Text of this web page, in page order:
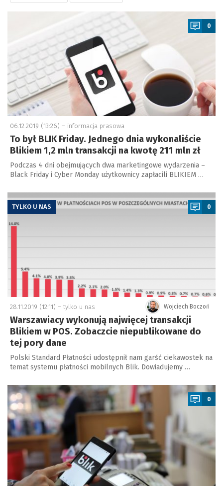
0
06.12.2019 (13:26) – informacja prasowa
To był BLIK Friday. Jednego dnia wykonaliście
Blikiem 1,2 mln transakcji na kwotę 211 mln zł
Podczas 4 dni obejmujących dwa marketingowe wydarzenia –
Black Friday i Cyber Monday użytkownicy zapłacili BLIKIEM …
a
TYLKO U NAS 0
Wojciech Boczoń
28.11.2019 (12:11) – tylko u nas
Warszawiacy wykonują najwięcej transakcji
Blikiem w POS. Zobaczcie niepublikowane do
tej pory dane
Polski Standard Płatności udostępnił nam garść ciekawostek na
temat systemu płatności mobilnych Blik. Dowiadujemy …
a
0